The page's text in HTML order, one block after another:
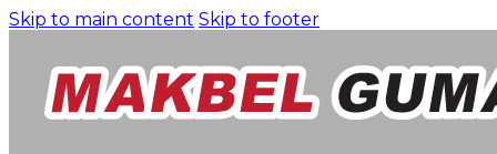
Skip to main content Skip to footer